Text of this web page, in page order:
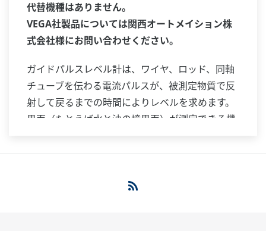
代替機種はありません。
VEGA社製品については関西オートメイション株
式会社様にお問い合わせください。
ガイドパルスレベル計は、ワイヤ、ロッド、同軸
チューブを伝わる電流パルスが、被測定物質で反
射して戻るまでの時間によりレベルを求めます。
界面（たとえば水と油の境界面）が測定できる機
DC 信号を発信・伝送します。電流パルスは、ワ
わるので電波を放射せず電磁界の広がりも少ない